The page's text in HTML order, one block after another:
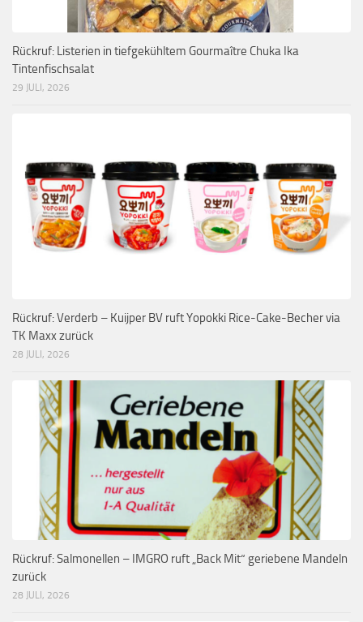
Rückruf: Listerien in tiefgekühltem Gourmaître Chuka Ika
Tintenfischsalat
29 JULI, 2026
Rückruf: Verderb – Kuijper BV ruft Yopokki Rice-Cake-Becher via
TK Maxx zurück
28 JULI, 2026
Rückruf: Salmonellen – IMGRO ruft „Back Mit“ geriebene Mandeln
zurück
28 JULI, 2026